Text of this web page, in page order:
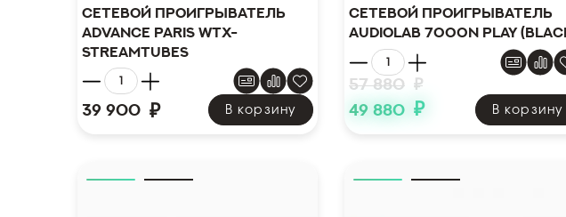
Сетевой проигрыватель
Advance Paris WTX-
STREAMTUBES
39 900 ₽ В корзину
Сетевой проигрыватель
AudioLab 7000N Play
57 880 ₽
49 880 ₽ В корзину